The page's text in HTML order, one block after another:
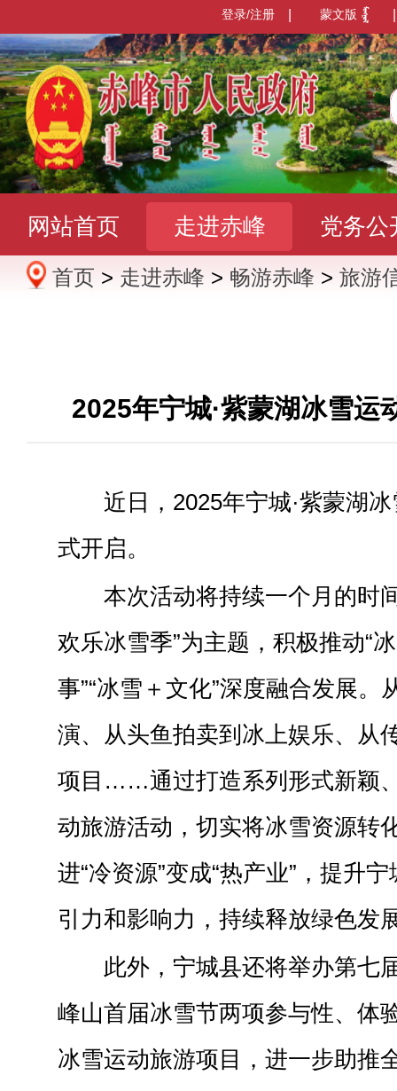
蒙文版
登录/注册
网站首页 走进赤峰 党务公
办事服务 政民互动 数据发
首页 > 走进赤峰 > 畅游赤峰 > 旅游
2025年宁城·紫蒙湖冰雪运
近日，2025年宁城·紫蒙湖
式开启。
本次活动将持续一个月的时
欢乐冰雪季”为主题，积极推动“
事”“冰雪＋文化”深度融合发展。
演、从头鱼拍卖到冰上娱乐、从
项目……通过打造系列形式新颖
动旅游活动，切实将冰雪资源转
进“冷资源”变成“热产业”，提升
引力和影响力，持续释放绿色发
此外，宁城县还将举办第七
峰山首届冰雪节两项参与性、体
冰雪运动旅游项目，进一步助推